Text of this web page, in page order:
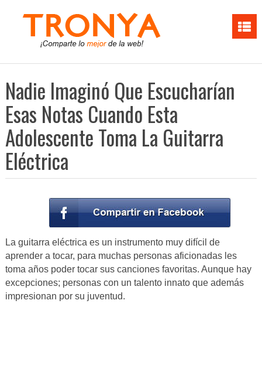
Nadie Imaginó Que Escucharían
Esas Notas Cuando Esta
Adolescente Toma La Guitarra
Eléctrica
La guitarra eléctrica es un instrumento muy difícil de
aprender a tocar, para muchas personas aficionadas les
toma años poder tocar sus canciones favoritas. Aunque hay
excepciones; personas con un talento innato que además
impresionan por su juventud.